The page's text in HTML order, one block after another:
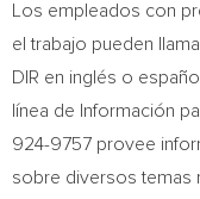
Los empleados con
el trabajo pueden
DIR en inglés o
línea de Información
924-9757 provee
sobre diversos temas